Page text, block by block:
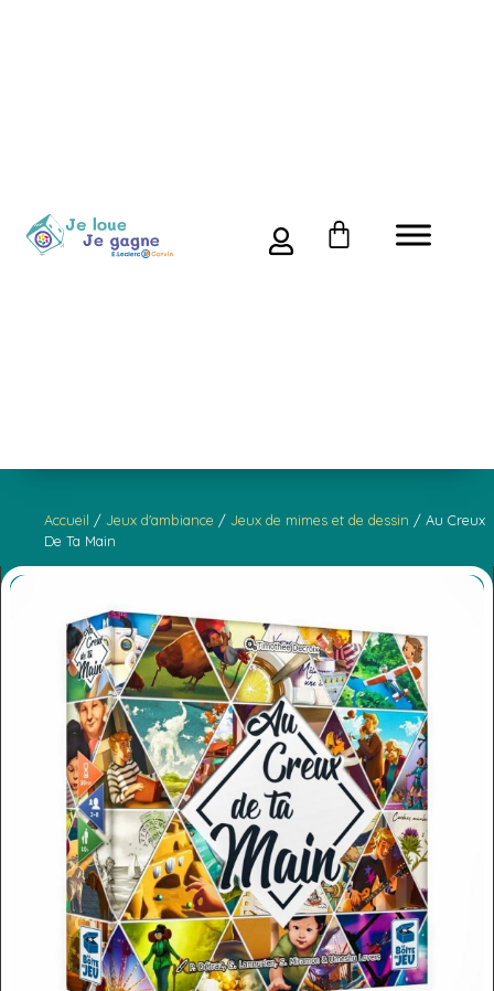
Accueil /Jeux d'ambiance /Jeux de mimes et de dessin / Au Creux
De Ta Main